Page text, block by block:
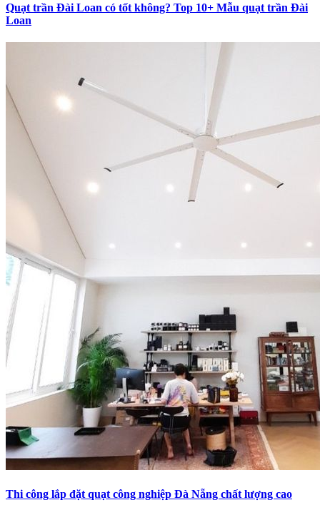
Quạt trần Đài Loan có tốt không? Top 10+ Mẫu quạt trần Đài
Loan
Thi công lắp đặt quạt công nghiệp Đà Nẵng chất lượng cao